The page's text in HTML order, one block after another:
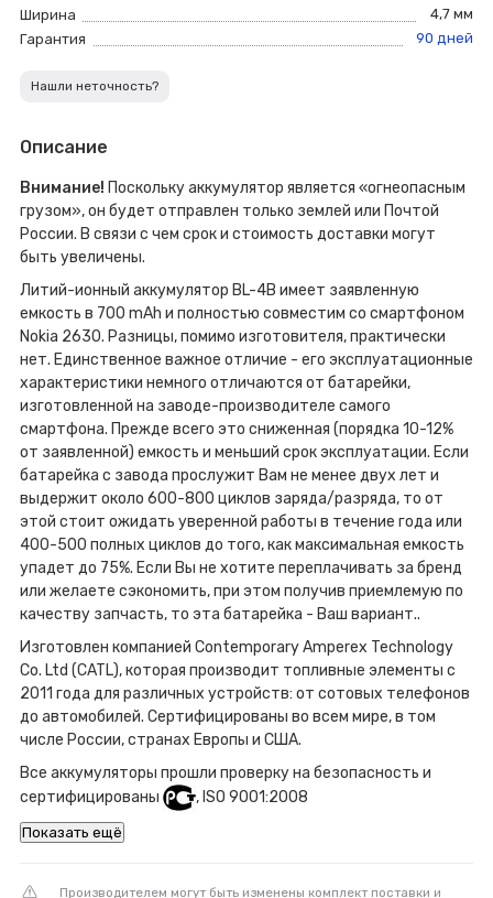
Ширина
4,7 мм
Гарантия
90 дней
Нашли неточность?
Описание
Внимание! Поскольку аккумулятор является «огнеопасным
грузом», он будет отправлен только землей или Почтой
России. В связи с чем срок и стоимость доставки могут
быть увеличены.
Литий-ионный аккумулятор BL-4B имеет заявленную
емкость в 700 mAh и полностью совместим со смартфоном
Nokia 2630. Разницы, помимо изготовителя, практически
нет. Единственное важное отличие - его эксплуатационные
характеристики немного отличаются от батарейки,
изготовленной на заводе-производителе самого
смартфона. Прежде всего это сниженная (порядка 10-12%
от заявленной) емкость и меньший срок эксплуатации. Если
батарейка с завода прослужит Вам не менее двух лет и
выдержит около 600-800 циклов заряда/разряда, то от
этой стоит ожидать уверенной работы в течение года или
400-500 полных циклов до того, как максимальная емкость
упадет до 75%. Если Вы не хотите переплачивать за бренд
или желаете сэкономить, при этом получив приемлемую по
качеству запчасть, то эта батарейка - Ваш вариант..
Изготовлен компанией Contemporary Amperex Technology
Co. Ltd (CATL), которая производит топливные элементы с
2011 года для различных устройств: от сотовых телефонов
до автомобилей. Сертифицированы во всем мире, в том
числе России, странах Европы и США.
Все аккумуляторы прошли проверку на безопасность и
сертифицированы
, ISO 9001:2008
Показать ещё
Производителем могут быть изменены комплект поставки и